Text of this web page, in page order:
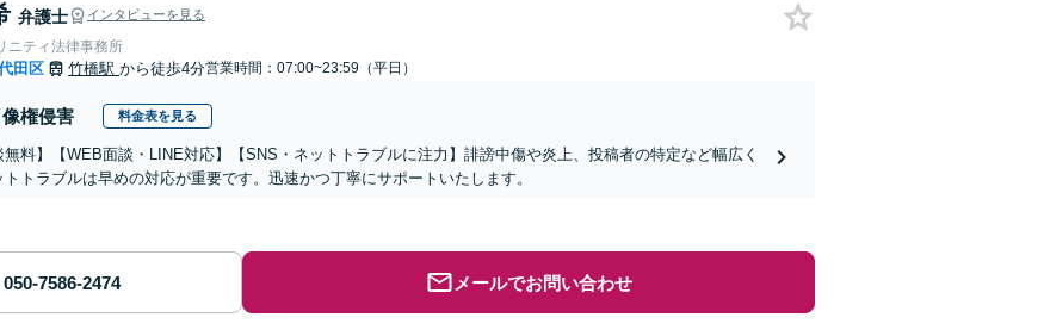
弁護士 インタビューを見る
ニティ法律事務所
田区 竹橋駅 から徒歩4分営業時間：07:00~23:59（平日）
像権侵害 料金表を見る
無料】【WEB面談・LINE対応】【SNS・ネットトラブルに注力】誹謗中傷や炎上、投稿者の特定など幅広く
トラブルは早めの対応が重要です。迅速かつ丁寧にサポートいたします。
メールでお問い合わせ